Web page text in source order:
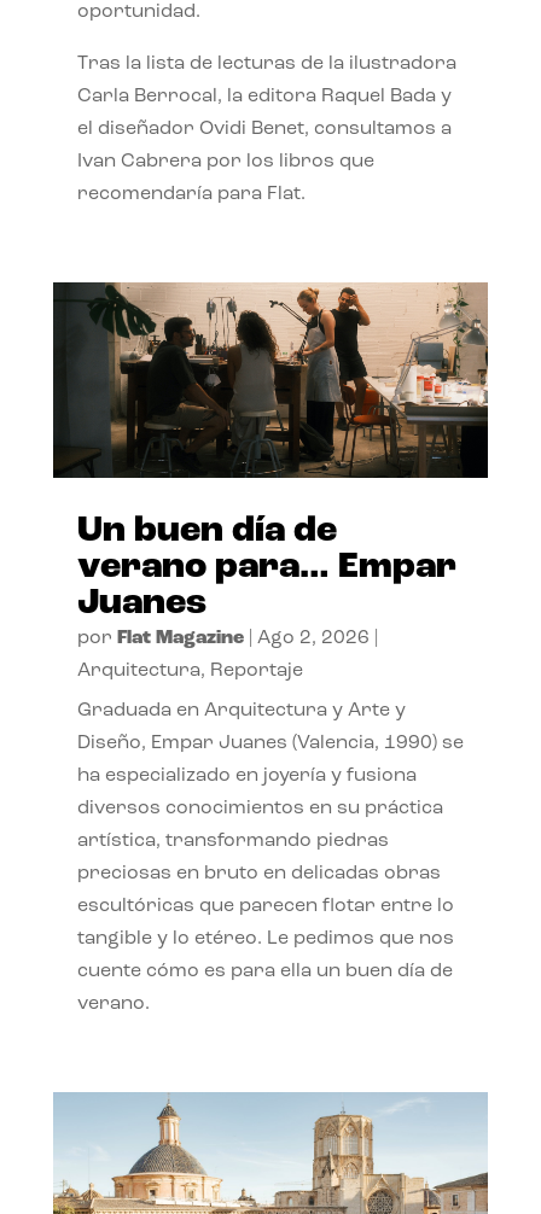
oportunidad.
Tras la lista de lecturas de la ilustradora
Carla Berrocal, la editora Raquel Bada y
el diseñador Ovidi Benet, consultamos a
Ivan Cabrera por los libros que
recomendaría para Flat.
Un buen día de
verano para… Empar
Juanes
por Flat Magazine| Ago 2, 2026
Arquitectura, Reportaje
Graduada en Arquitectura y Arte y
Diseño, Empar Juanes (Valencia, 1990) se
ha especializado en joyería y fusiona
diversos conocimientos en su práctica
artística, transformando piedras
preciosas en bruto en delicadas obras
escultóricas que parecen flotar entre lo
tangible y lo etéreo. Le pedimos que nos
cuente cómo es para ella un buen día de
verano.